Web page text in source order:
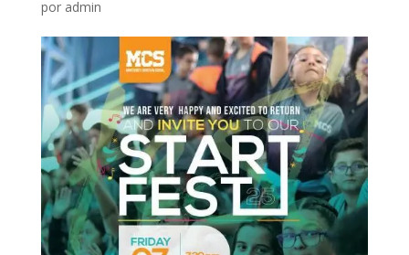
por admin